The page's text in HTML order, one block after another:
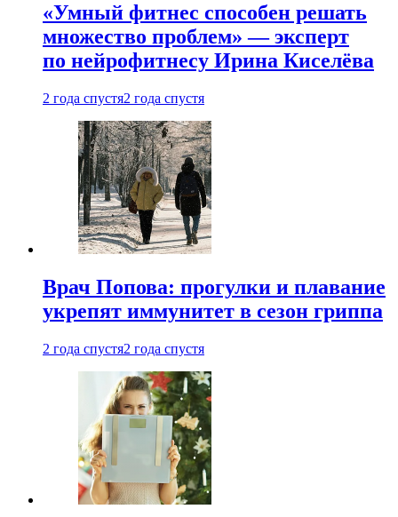
«Умный фитнес способен решать
множество проблем» — эксперт
по нейрофитнесу Ирина Киселёва
2 года спустя2 года спустя
Врач Попова: прогулки и плавание
укрепят иммунитет в сезон гриппа
2 года спустя2 года спустя